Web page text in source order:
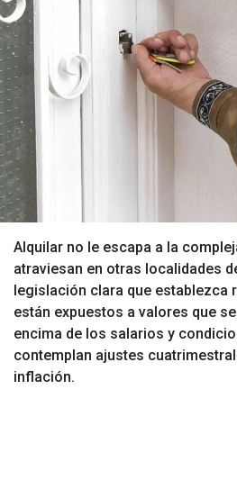
Alquilar no le escapa a la
atraviesan en otras localidades
legislación clara que establezca
están expuestos a valores que
encima de los salarios y
contemplan ajustes
inflación.